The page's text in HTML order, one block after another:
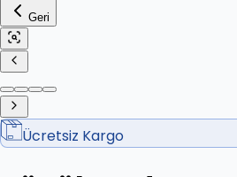
Geri
Ücretsiz Kargo